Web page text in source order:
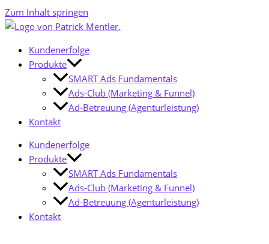
Zum Inhalt springen
Kundenerfolge
Produkte
SMART Ads Fundamentals
Ads-Club (Marketing & Funnel)
Ad-Betreuung (Agenturleistung)
Kontakt
Kundenerfolge
Produkte
SMART Ads Fundamentals
Ads-Club (Marketing & Funnel)
Ad-Betreuung (Agenturleistung)
Kontakt